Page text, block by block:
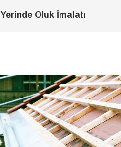
Yerinde Oluk İmalatı